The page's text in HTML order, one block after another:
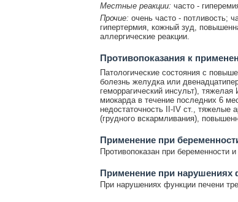
Местные реакции: часто -
Прочие: очень часто - потливость;
гипертермия, кожный зуд,
аллергические реакции.
Противопоказания к
Патологические состояния с
болезнь желудка или
геморрагический инсульт),
миокарда в течение последних 6
недостаточность II-IV ст., тяжелые
(грудного вскармливания),
Применение при
Противопоказан при беременности
Применение при нарушениях
При нарушениях функции печени